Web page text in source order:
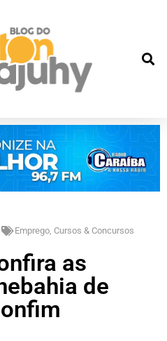
Emprego, Cursos & Concursos
as
de